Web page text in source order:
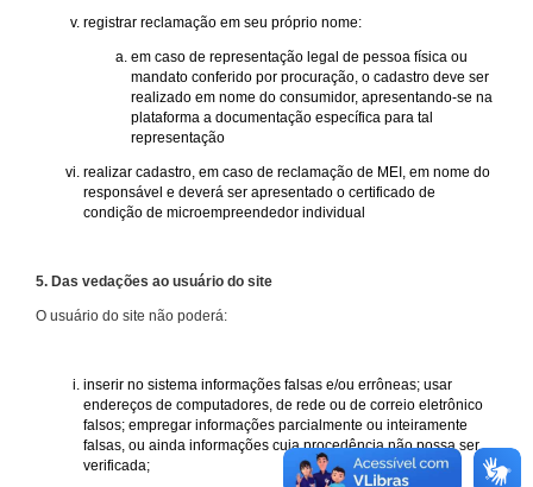
registrar reclamação em seu próprio nome:
em caso de representação legal de pessoa física ou
mandato conferido por procuração, o cadastro deve ser
realizado em nome do consumidor, apresentando-se na
plataforma a documentação específica para tal
representação
realizar cadastro, em caso de reclamação de MEI, em nome do
responsável e deverá ser apresentado o certificado de
condição de microempreendedor individual
5. Das vedações ao usuário do site
O usuário do site não poderá:
inserir no sistema informações falsas e/ou errôneas; usar
endereços de computadores, de rede ou de correio eletrônico
falsos; empregar informações parcialmente ou inteiramente
falsas, ou ainda informações cuja procedência não possa ser
verificada;